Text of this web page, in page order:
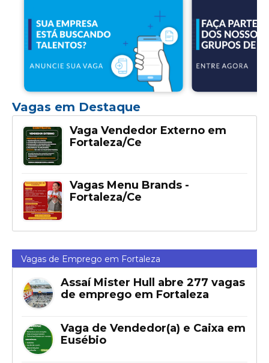
Vagas em Destaque
Vaga Vendedor Externo em
Fortaleza/Ce
Vagas Menu Brands -
Fortaleza/Ce
Vagas de Emprego em Fortaleza
Assaí Mister Hull abre 277 vagas
de emprego em Fortaleza
Vaga de Vendedor(a) e Caixa em
Eusébio